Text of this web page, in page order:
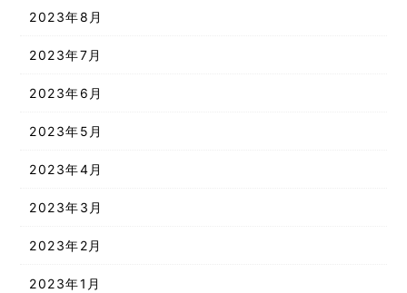
2023年8月
2023年7月
2023年6月
2023年5月
2023年4月
2023年3月
2023年2月
2023年1月